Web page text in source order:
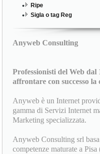
Ripe
Sigla o tag Reg
Anyweb Consulting
Professionisti del Web
affrontare con successo
Anyweb è un Internet
gamma di Servizi Internet
Marketing specializzata.
Anyweb Consulting srl
competenze maturate a